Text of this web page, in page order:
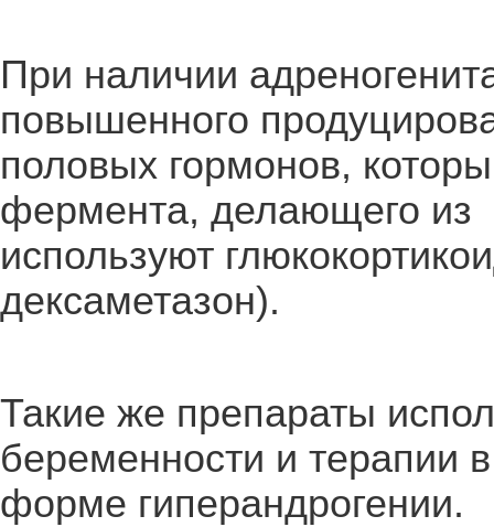
При наличии
повышенного
половых гормонов,
фермента, делающего из
используют
дексаметазон).
Такие же препараты
беременности и терапии
форме гиперандрогении.